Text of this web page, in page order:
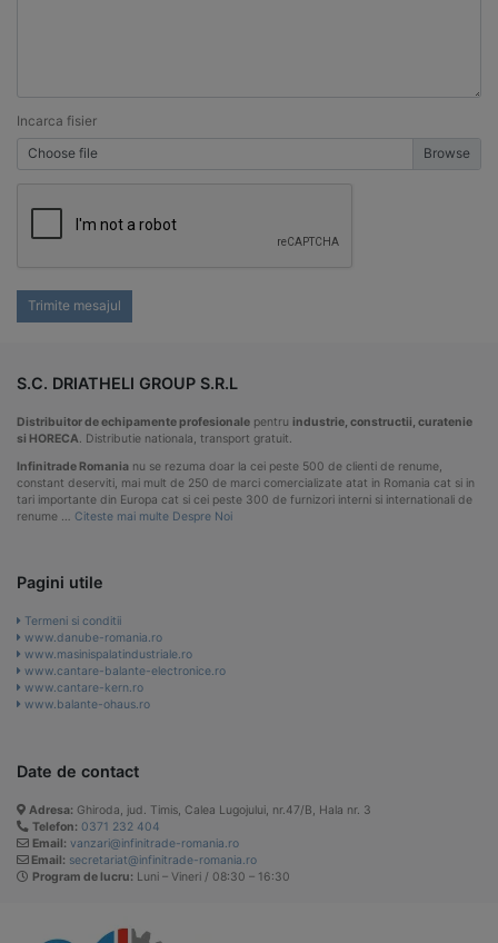
Incarca fisier
Choose file
Trimite mesajul
S.C. DRIATHELI GROUP S.R.L
Distribuitor de echipamente profesionale pentru industrie, constructii, curatenie
si HORECA . Distributie nationala, transport gratuit.
Infinitrade Romania nu se rezuma doar la cei peste 500 de clienti de renume,
constant deserviti, mai mult de 250 de marci comercializate atat in Romania cat si in
tari importante din Europa cat si cei peste 300 de furnizori interni si internationali de
renume … Citeste mai multe Despre Noi
Pagini utile
Termeni si conditii
www.danube-romania.ro
www.masinispalatindustriale.ro
www.cantare-balante-electronice.ro
www.cantare-kern.ro
www.balante-ohaus.ro
Date de contact
Adresa: Ghiroda, jud. Timis, Calea Lugojului, nr.47/B, Hala nr. 3
Telefon: 0371 232 404
Email: vanzari@infinitrade-romania.ro
Email: secretariat@infinitrade-romania.ro
Program de lucru: Luni – Vineri / 08:30 – 16:30